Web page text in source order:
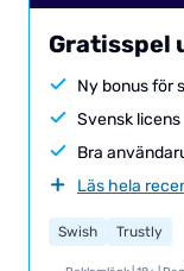
Gratisspel
Ny bonus för
Svensk licens
Bra
Läs hela
Swish Trustly